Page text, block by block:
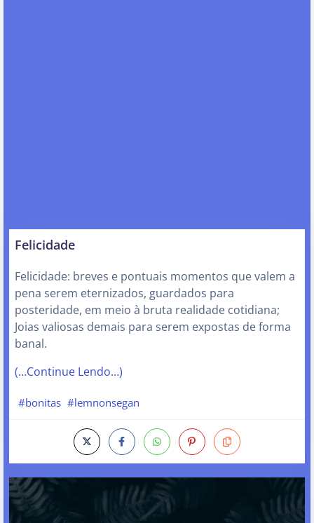
Felicidade
Felicidade: breves e pontuais momentos que valem a
pena serem eternizados, guardados para
posteridade, em meio à bruta realidade cotidiana;
Joias valiosas demais para serem expostas de forma
banal.
(…Continue Lendo…)
#bonitas #lemnonsegan